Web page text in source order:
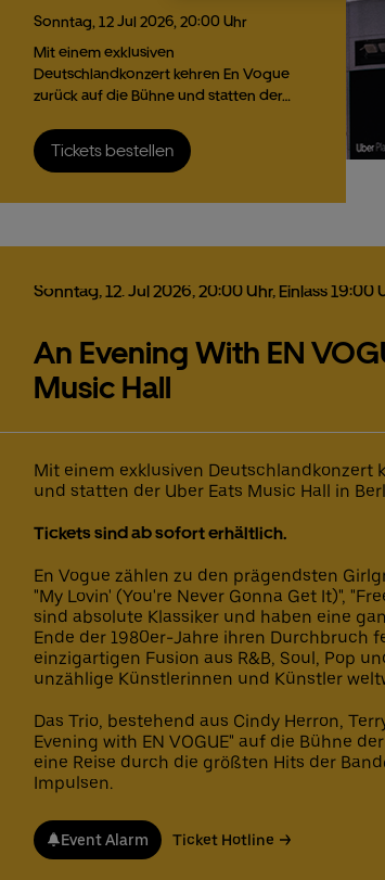
Sonntag, 12Jul 2026, 20:00 Uhr
Mit einem exklusiven
Deutschlandkonzert kehren En Vogue
zurück auf die Bühne und statten der…
Tickets bestellen
Sonntag,12.Jul2026,20:00 Uhr, Einlass 19:00
An Evening With EN
Music Hall
Mit einem exklusiven Deutschlandkonzert
und statten der Uber Eats Music Hall in
Tickets sind ab sofort erhältlich.
En Vogue zählen zu den prägendsten
"My Lovin' (You're Never Gonna Get It)",
sind absolute Klassiker und haben eine
Ende der 1980er-Jahre ihren Durchbruch
einzigartigen Fusion aus R&B, Soul, Pop
unzählige Künstlerinnen und Künstler
Das Trio, bestehend aus Cindy Herron,
Evening with EN VOGUE" auf die Bühne
eine Reise durch die größten Hits der
Impulsen.
Event Alarm Ticket Hotline